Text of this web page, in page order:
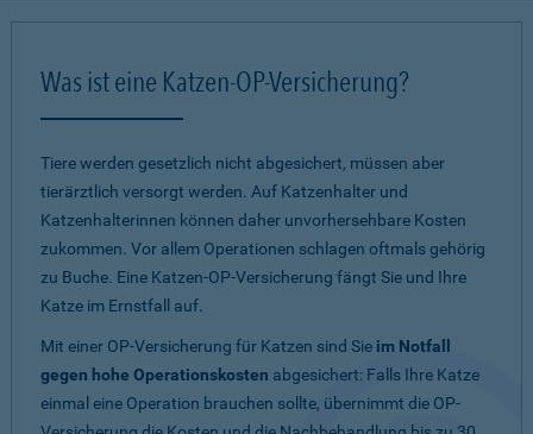
Was ist eine Katzen-OP-Versicherung?
Tiere werden gesetzlich nicht abgesichert, müssen aber
tierärztlich versorgt werden. Auf Katzenhalter und
Katzenhalterinnen können daher unvorhersehbare Kosten
zukommen. Vor allem Operationen schlagen oftmals gehörig
zu Buche. Eine Katzen-OP-Versicherung fängt Sie und Ihre
Katze im Ernstfall auf.
Mit einer OP-Versicherung für Katzen sind Sie im Notfall
gegen hohe Operationskosten abgesichert: Falls Ihre Katze
einmal eine Operation brauchen sollte, übernimmt die OP-